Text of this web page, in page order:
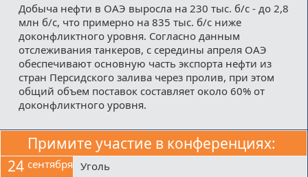
Добыча нефти в ОАЭ выросла на 230 тыс. б/с - до 2,8
млн б/с, что примерно на 835 тыс. б/с ниже
доконфликтного уровня. Согласно данным
отслеживания танкеров, с середины апреля ОАЭ
обеспечивают основную часть экспорта нефти из
стран Персидского залива через пролив, при этом
общий объем поставок составляет около 60% от
доконфликтного уровня.
Примите участие в конференциях:
24 сентября Уголь